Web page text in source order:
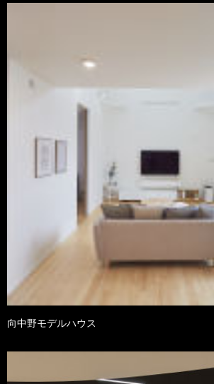
向中野モデルハウス